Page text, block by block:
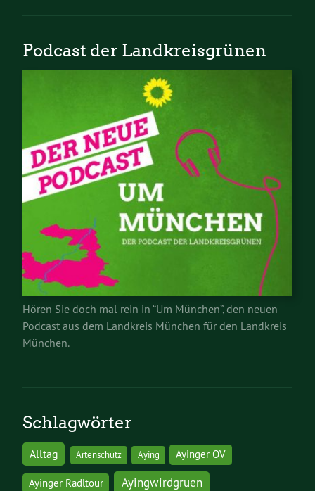
Podcast der Landkreisgrünen
Hören Sie doch mal rein in “Um München”, den neuen
Podcast aus dem Landkreis München für den Landkreis
München.
Schlagwörter
Alltag Artenschutz Aying Ayinger OV
Ayinger Radltour Ayingwirdgruen